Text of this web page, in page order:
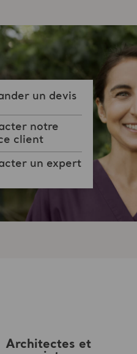
un devis
notre
client
un expert
Architectes et